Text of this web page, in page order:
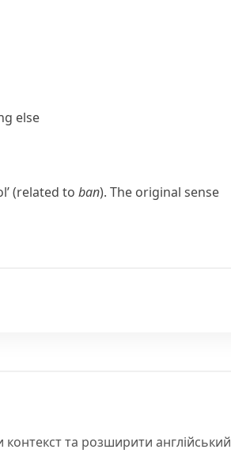
else
(related to ban). The original sense
та розширити англійський